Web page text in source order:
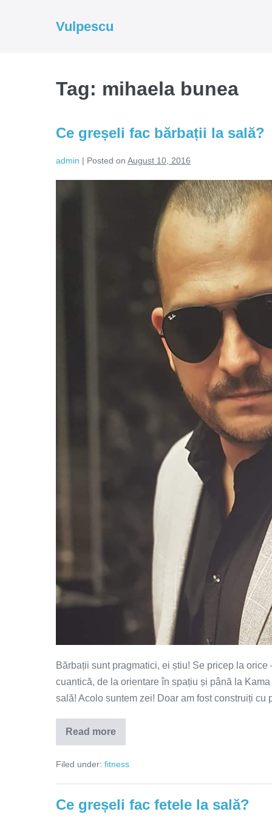
Vulpescu
Tag: mihaela bunea
Ce greșeli fac bărbații la sală?
admin | Posted on August 10, 2016
Bărbații sunt pragmatici, ei știu! Se pricep la
cuantică, de la orientare în spațiu și până la
sală! Acolo suntem zei! Doar am fost construiți cu
Read more
Ce
greșeli
bărbații
sală?
Filed under: fitness
Ce greșeli fac fetele la sală?